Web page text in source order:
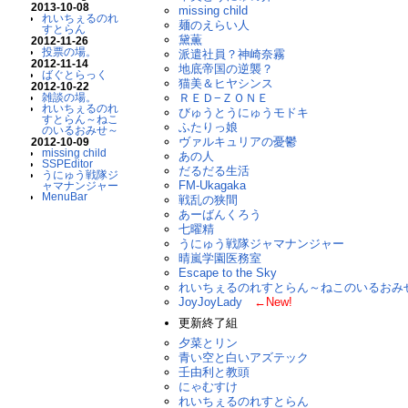
2013-10-08
れいちぇるのれ
すとらん
2012-11-26
投票の場。
2012-11-14
ばぐとらっく
2012-10-22
雑談の場。
れいちぇるのれ
すとらん～ねこ
のいるおみせ～
2012-10-09
missing child
SSPEditor
うにゅう戦隊ジ
ャマナンジャー
MenuBar
missing child
麺のえらい人
黛薫
派遣社員？神崎奈霧
地底帝国の逆襲？
猫美＆ヒヤシンス
ＲＥＤ−ＺＯＮＥ
びゅうとうにゅうモドキ
ふたりっ娘
ヴァルキュリアの憂鬱
あの人
だるだる生活
FM-Ukagaka
戦乱の狭間
あーばんくろう
七曜精
うにゅう戦隊ジャマナンジャー
晴嵐学園医務室
Escape to the Sky
れいちぇるのれすとらん～ねこのいるおみ
JoyJoyLady ←New!
更新終了組
夕菜とリン
青い空と白いアズテック
壬由利と教頭
にゃむすけ
れいちぇるのれすとらん